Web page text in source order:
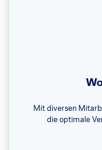
Mit diversen
die optimale